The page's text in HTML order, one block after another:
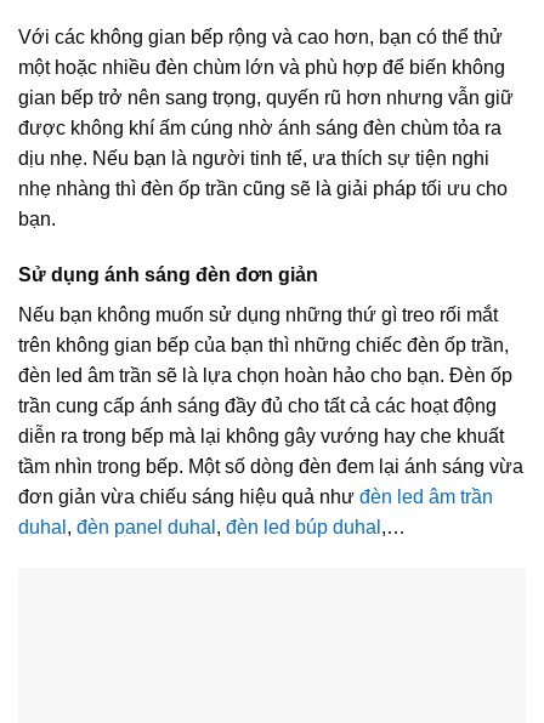
Với các không gian bếp rộng và cao hơn, bạn có thể thử
một hoặc nhiều đèn chùm lớn và phù hợp để biến không
gian bếp trở nên sang trọng, quyến rũ hơn nhưng vẫn giữ
được không khí ấm cúng nhờ ánh sáng đèn chùm tỏa ra
dịu nhẹ. Nếu bạn là người tinh tế, ưa thích sự tiện nghi
nhẹ nhàng thì đèn ốp trần cũng sẽ là giải pháp tối ưu cho
bạn.
Sử dụng ánh sáng đèn đơn giản
Nếu bạn không muốn sử dụng những thứ gì treo rối mắt
trên không gian bếp của bạn thì những chiếc đèn ốp trần,
đèn led âm trần sẽ là lựa chọn hoàn hảo cho bạn. Đèn ốp
trần cung cấp ánh sáng đầy đủ cho tất cả các hoạt động
diễn ra trong bếp mà lại không gây vướng hay che khuất
tầm nhìn trong bếp. Một số dòng đèn đem lại ánh sáng vừa
đơn giản vừa chiếu sáng hiệu quả như đèn led âm trần
duhal , đèn panel duhal , đèn led búp duhal ,…